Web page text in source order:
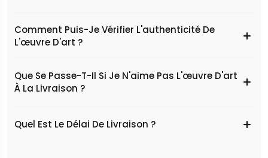
Comment Puis-Je Vérifier L'authenticité De
L'œuvre D'art ?
Que Se Passe-T-Il Si Je N'aime Pas L'œuvre D'art
À La Livraison ?
Quel Est Le Délai De Livraison ?